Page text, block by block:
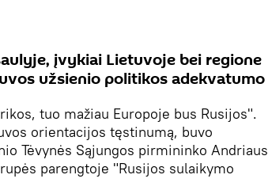
įvykiai Lietuvoje bei regione
užsienio politikos adekvatumo
tuo mažiau Europoje bus Rusijos".
orientacijos tęstinumą, buvo
Tėvynės Sąjungos pirmininko Andriaus
parengtoje "Rusijos sulaikymo